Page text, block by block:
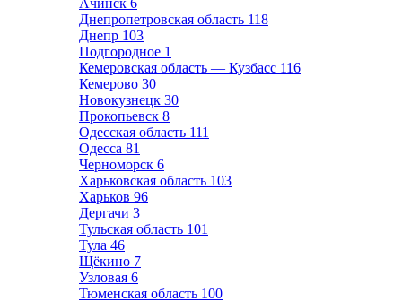
Ачинск 6
Днепропетровская область 118
Днепр 103
Подгородное 1
Кемеровская область — Кузбасс 116
Кемерово 30
Новокузнецк 30
Прокопьевск 8
Одесская область 111
Одесса 81
Черноморск 6
Харьковская область 103
Харьков 96
Дергачи 3
Тульская область 101
Тула 46
Щёкино 7
Узловая 6
Тюменская область 100